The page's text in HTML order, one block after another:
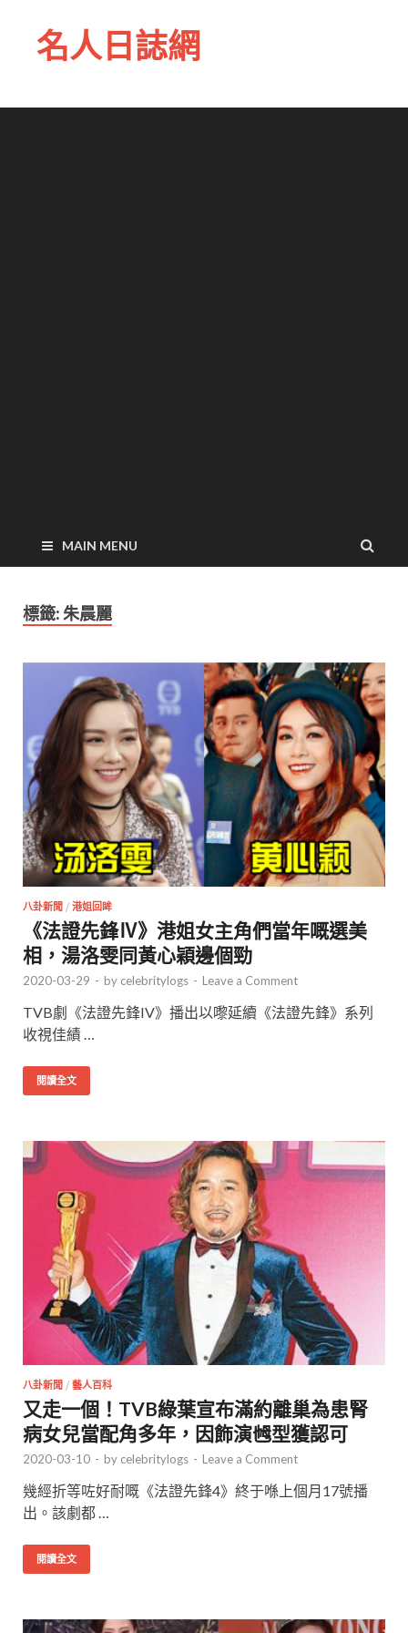
名人日誌網
MAIN MENU
標籤: 朱晨麗
八卦新聞 / 港姐回眸
《法證先鋒Ⅳ》港姐女主角們當年嘅選美
相，湯洛雯同黃心穎邊個勁
2020-03-29 - by celebritylogs - Leave a Comment
TVB劇《法證先鋒IV》播出以嚟延續《法證先鋒》系列
收視佳績 …
閱讀全文
八卦新聞 / 藝人百科
又走一個！TVB綠葉宣布滿約離巢為患腎
病女兒當配角多年，因飾演乸型獲認可
2020-03-10 - by celebritylogs - Leave a Comment
幾經折等咗好耐嘅《法證先鋒4》終于喺上個月17號播
出。該劇都 …
閱讀全文